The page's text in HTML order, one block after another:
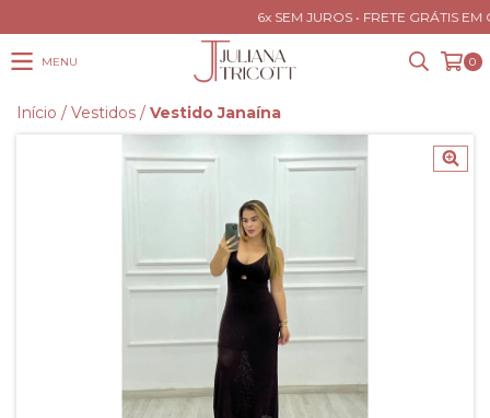
6x SEM JUROS • FRETE GRÁTIS
MENU 0
Início / Vestidos / Vestido Janaína